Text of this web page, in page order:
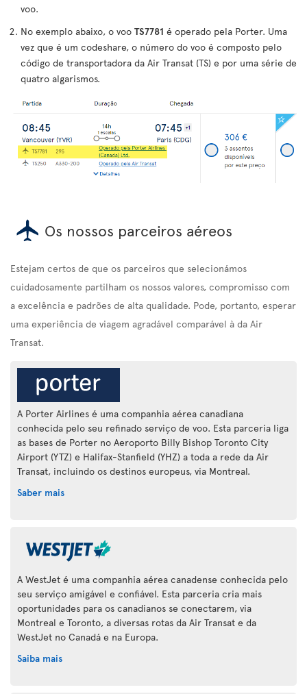
voo.
No exemplo abaixo, o voo TS7781 é operado pela Porter. Uma
vez que é um codeshare, o número do voo é composto pelo
código de transportadora da Air Transat (TS) e por uma série de
quatro algarismos.
Os nossos parceiros aéreos
Estejam certos de que os parceiros que selecionámos
cuidadosamente partilham os nossos valores, compromisso com
a excelência e padrões de alta qualidade. Pode, portanto, esperar
uma experiência de viagem agradável comparável à da Air
Transat.
A Porter Airlines é uma companhia aérea canadiana
conhecida pelo seu refinado serviço de voo. Esta parceria liga
as bases de Porter no Aeroporto Billy Bishop Toronto City
Airport (YTZ) e Halifax-Stanfield (YHZ) a toda a rede da Air
Transat, incluindo os destinos europeus, via Montreal.
Saber mais
A WestJet é uma companhia aérea canadense conhecida pelo
seu serviço amigável e confiável. Esta parceria cria mais
oportunidades para os canadianos se conectarem, via
Montreal e Toronto, a diversas rotas da Air Transat e da
WestJet no Canadá e na Europa.
Saiba mais